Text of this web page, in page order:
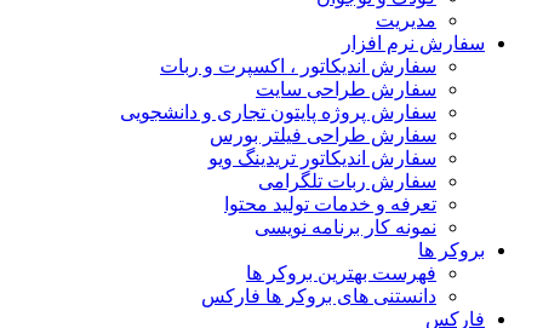
مدیریت
سفارش نرم افزار
سفارش اندیکاتور ، اکسپرت و ربات
سفارش طراحی سایت
سفارش پروژه پایتون تجاری و دانشجویی
سفارش طراحی فیلتر بورس
سفارش اندیکاتور تریدینگ ویو
سفارش ربات تلگرامی
تعرفه و خدمات تولید محتوا
نمونه کار برنامه نویسی
بروکر ها
فهرست بهترین بروکر ها
دانستنی های بروکر ها فارکس
فارکس